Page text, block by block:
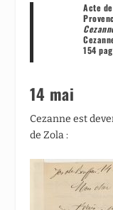
Acte
154
14 mai
Cezanne est
de Zola :